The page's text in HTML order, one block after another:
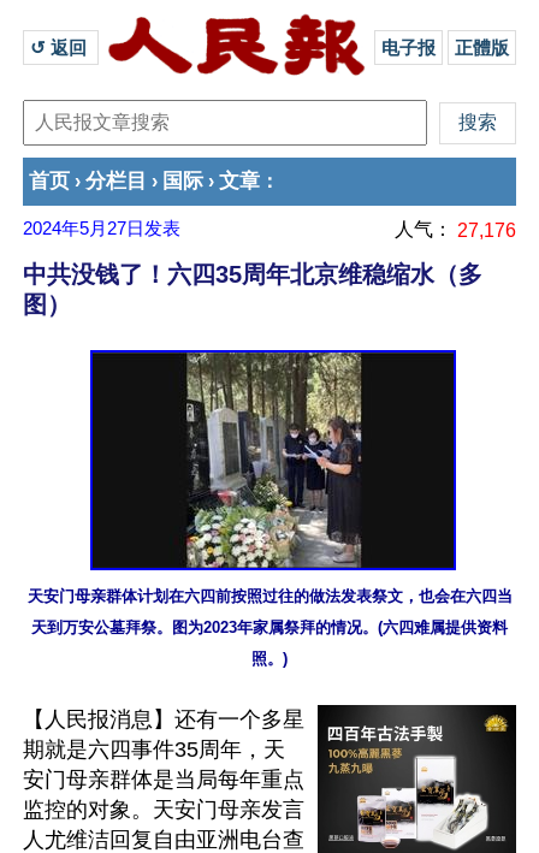
↺ 返回 电子报 正體版
首页 › 分栏目 › 国际 › 文章 ：
2024年5月27日 发表 人气： 27,176
中共没钱了！六四35周年北京维稳缩水（多
图）
天安门母亲群体计划在六四前按照过往的做法发表祭文，也会在六四当
天到万安公墓拜祭。图为2023年家属祭拜的情况。(六四难属提供资料
照。)
【人民报消息】还有一个多星
期就是六四事件35周年，天
安门母亲群体是当局每年重点
监控的对象。天安门母亲发言
人尤维洁回复自由亚洲电台查